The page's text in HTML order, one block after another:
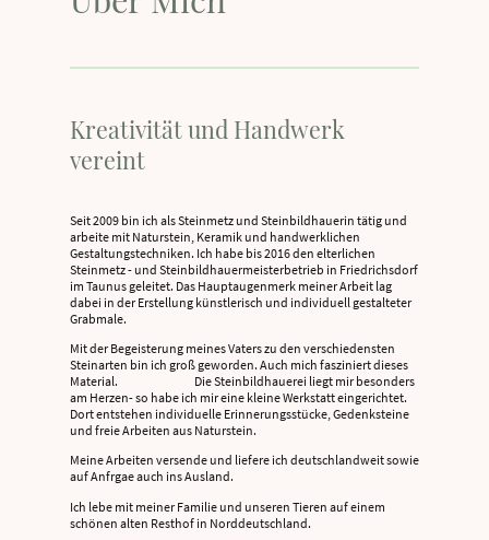
Kreativität und Handwerk
vereint
Seit 2009 bin ich als Steinmetz und Steinbildhauerin tätig und
arbeite mit Naturstein, Keramik und handwerklichen
Gestaltungstechniken. Ich habe bis 2016 den elterlichen
Steinmetz - und Steinbildhauermeisterbetrieb in Friedrichsdorf
im Taunus geleitet. Das Hauptaugenmerk meiner Arbeit lag
dabei in der Erstellung künstlerisch und individuell gestalteter
Grabmale.
Mit der Begeisterung meines Vaters zu den verschiedensten
Steinarten bin ich groß geworden. Auch mich fasziniert dieses
Material. Die Steinbildhauerei liegt mir besonders
am Herzen- so habe ich mir eine kleine Werkstatt eingerichtet.
Dort entstehen individuelle Erinnerungsstücke, Gedenksteine
und freie Arbeiten aus Naturstein.
Meine Arbeiten versende und liefere ich deutschlandweit sowie
auf Anfrgae auch ins Ausland.
Ich lebe mit meiner Familie und unseren Tieren auf einem
schönen alten Resthof in Norddeutschland.